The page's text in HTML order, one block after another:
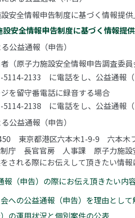
設安全情報申告制度に基づく情報提
設安全情報申告制度に基づく情報提供
公益通報（申告）
（原子力施設安全情報申告調査委
5114-2133 に電話をし、公益通報
を留守番電話に録音する場合
5114-2138 に電話をし、公益通報
公益通報（申告）
東京都港区六本木1-9-9 六本木
制庁 長官官房 人事課 原子力施設
される際にお伝えして頂きたい情
報（申告）の際にお伝え頂きたい内
への公益通報（申告）を理由とし
の運用状況と個別案件の公表